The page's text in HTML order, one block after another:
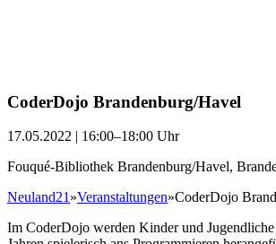
CoderDojo Brandenburg/Havel
17.05.2022 | 16:00–18:00 Uhr
Fouqué-Bibliothek Brandenburg/Havel,
Neuland21»Veranstaltungen»CoderDojo
Im CoderDojo werden Kinder und